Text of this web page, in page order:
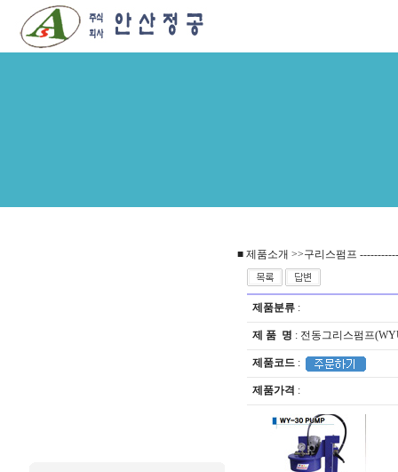
■ 제품소개 >>구리스펌프
제품분류 :
제 품 명 : 전동그리스펌프
제품코드 :
제품가격 :